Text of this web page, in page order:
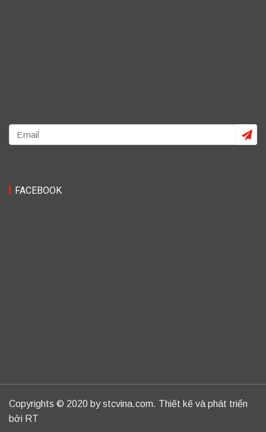
FACEBOOK
Copyrights © 2020 by stcvina.com. Thiết kế và phát triển
bởi RT